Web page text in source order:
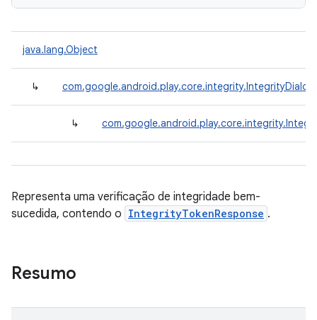
java.lang.Object
↳
↳
Representa uma verificação de integridade bem-
sucedida, contendo o IntegrityTokenResponse .
Resumo